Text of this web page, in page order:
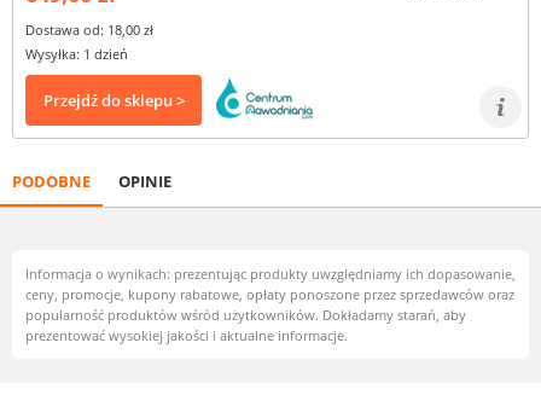
Dostawa od: 18,00 zł
Wysyłka: 1 dzień
Przejdź do sklepu >
PODOBNE OPINIE
Informacja o wynikach: prezentując produkty uwzględniamy ich dopasowanie,
ceny, promocje, kupony rabatowe, opłaty ponoszone przez sprzedawców oraz
popularność produktów wśród użytkowników. Dokładamy starań, aby
prezentować wysokiej jakości i aktualne informacje.